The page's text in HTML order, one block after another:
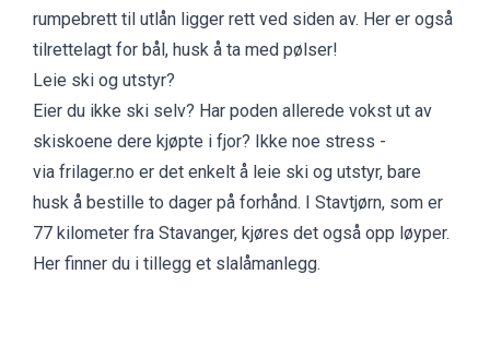
rumpebrett til utlån ligger rett ved siden av. Her er også
tilrettelagt for bål, husk å ta med pølser!
Leie ski og utstyr?
Eier du ikke ski selv? Har poden allerede vokst ut av
skiskoene dere kjøpte i fjor? Ikke noe stress -
via frilager.no er det enkelt å leie ski og utstyr, bare
husk å bestille to dager på forhånd. I Stavtjørn, som er
77 kilometer fra Stavanger, kjøres det også opp løyper.
Her finner du i tillegg et slalåmanlegg.